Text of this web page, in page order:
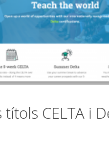
títols CELTA i